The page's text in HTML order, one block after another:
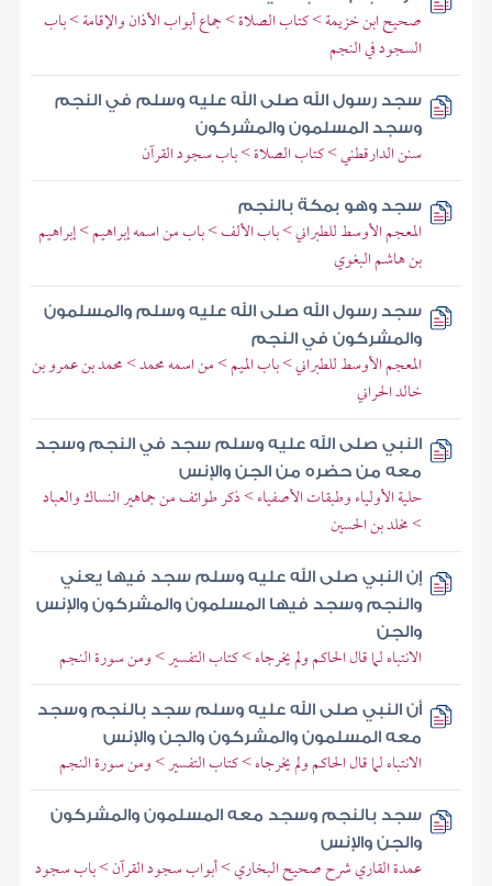
صحيح ابن خزيمة > كتاب الصلاة > جماع أبواب الأذان والإقامة > باب
السجود في النجم
سجد رسول الله صلى الله عليه وسلم في النجم
وسجد المسلمون والمشركون
سنن الدارقطني > كتاب الصلاة > باب سجود القرآن
سجد وهو بمكة بالنجم
المعجم الأوسط للطبراني > باب الألف > باب من اسمه إبراهيم > إبراهيم
بن هاشم البغوي
سجد رسول الله صلى الله عليه وسلم والمسلمون
والمشركون في النجم
المعجم الأوسط للطبراني > باب الميم > من اسمه محمد > محمد بن عمرو بن
خالد الحراني
النبي صلى الله عليه وسلم سجد في النجم وسجد
معه من حضره من الجن والإنس
حلية الأولياء وطبقات الأصفياء > ذكر طوائف من جماهير النساك والعباد
> مخلد بن الحسين
إن النبي صلى الله عليه وسلم سجد فيها يعني
والنجم وسجد فيها المسلمون والمشركون والإنس
والجن
الانتباه لما قال الحاكم ولم يخرجاه > كتاب التفسير > ومن سورة النجم
أن النبي صلى الله عليه وسلم سجد بالنجم وسجد
معه المسلمون والمشركون والجن والإنس
الانتباه لما قال الحاكم ولم يخرجاه > كتاب التفسير > ومن سورة النجم
سجد بالنجم وسجد معه المسلمون والمشركون
والجن والإنس
عمدة القاري شرح صحيح البخاري > أبواب سجود القرآن > باب سجود